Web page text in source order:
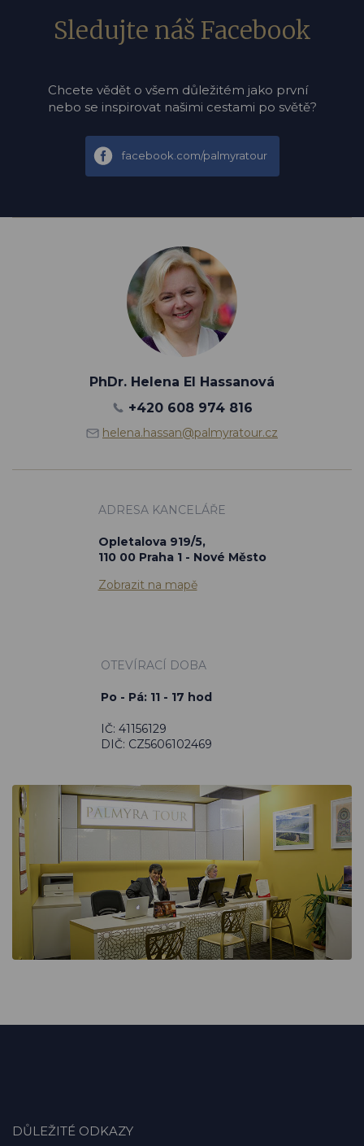
Sledujte náš Facebook
Chcete vědět o všem důležitém jako první
nebo se inspirovat našimi cestami po světě?
facebook.com/palmyratour
PhDr. Helena El Hassanová
+420 608 974 816
helena.hassan@palmyratour.cz
ADRESA KANCELÁŘE
Opletalova 919/5,
110 00 Praha 1 - Nové Město
Zobrazit na mapě
OTEVÍRACÍ DOBA
Po - Pá: 11 - 17 hod
IČ: 41156129
DIČ: CZ5606102469
DŮLEŽITÉ ODKAZY